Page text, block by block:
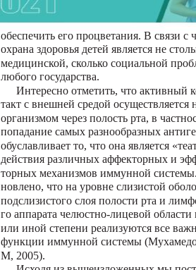
обеспечить его процветания. В связи с
охрана здоровья детей является не
медицинской, сколько социальной
любого государства.
Интересно отметить, что активный
такт с внешней средой
организмом через полость рта, в
попадание самых разнообразных
обуславливает то, что она является
действия различных аффекторных и
торных механизмов иммунной
новлено, что на уровне слизистой
подслизистого слоя полости рта и
го аппарата челюстно-лицевой области
или иной степени реализуются все
функции иммунной системы
М, 2005).